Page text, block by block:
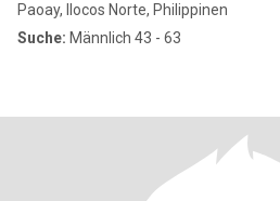
Paoay, Ilocos Norte, Philippinen
Suche: Männlich 43 - 63